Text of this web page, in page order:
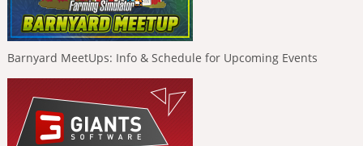
Barnyard MeetUps: Info & Schedule for Upcoming Events